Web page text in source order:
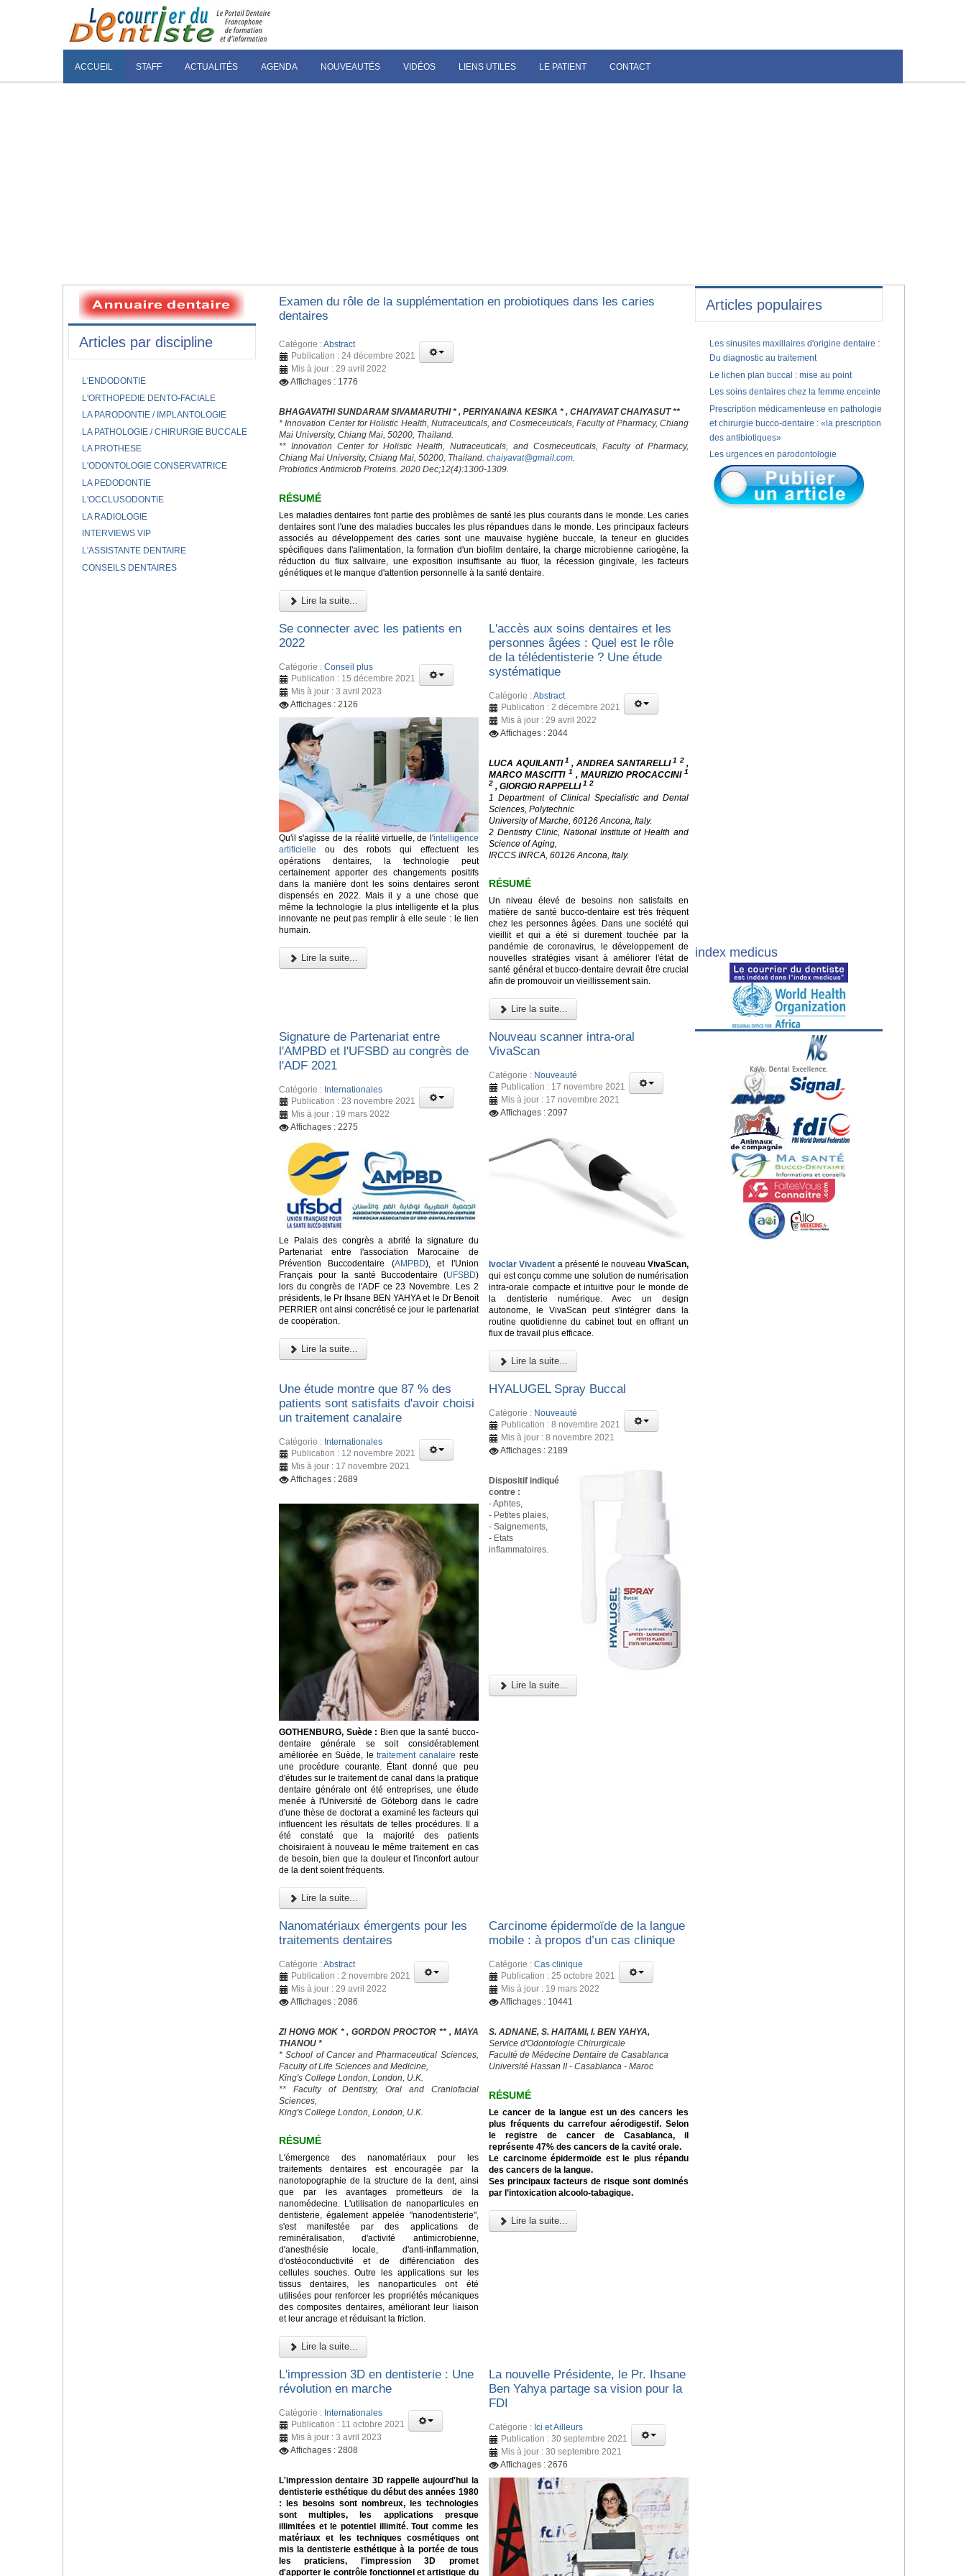
ACCUEIL STAFF ACTUALITÉS AGENDA NOUVEAUTÉS VIDÉOS LIENS UTILES LE PATIENT CONTACT
Examen du rôle de la supplémentation en probiotiques dans les caries
dentaires
Catégorie :Abstract
Publication : 24 décembre 2021
Mis à jour : 29 avril 2022
Affichages : 1776
BHAGAVATHI SUNDARAM SIVAMARUTHI * , PERIYANAINA KESIKA * , CHAIYAVAT CHAIYASUT **
* Innovation Center for Holistic Health, Nutraceuticals, and Cosmeceuticals, Faculty of Pharmacy, Chiang
Mai University, Chiang Mai, 50200, Thailand.
** Innovation Center for Holistic Health, Nutraceuticals, and Cosmeceuticals, Faculty of Pharmacy,
Chiang Mai University, Chiang Mai, 50200, Thailand. chaiyavat@gmail.com
Probiotics Antimicrob Proteins. 2020 Dec;12(4):1300-1309.
RÉSUMÉ
Les maladies dentaires font partie des problèmes de santé les plus courants dans le monde. Les caries
dentaires sont l'une des maladies buccales les plus répandues dans le monde. Les principaux facteurs
associés au développement des caries sont une mauvaise hygiène buccale, la teneur en glucides
spécifiques dans l'alimentation, la formation d'un biofilm dentaire, la charge microbienne cariogène, la
réduction du flux salivaire, une exposition insuffisante au fluor, la récession gingivale, les facteurs
génétiques et le manque d'attention personnelle à la santé dentaire.
Lire la suite...
Se connecter avec les patients en
2022
Catégorie : Conseil plus
Publication : 15 décembre 2021
Mis à jour : 3 avril 2023
Affichages : 2126
Qu'il s'agisse de la réalité virtuelle, de l'intelligence
artificielle ou des robots qui effectuent les
opérations dentaires, la technologie peut
certainement apporter des changements positifs
dans la manière dont les soins dentaires seront
dispensés en 2022. Mais il y a une chose que
même la technologie la plus intelligente et la plus
innovante ne peut pas remplir à elle seule : le lien
humain.
Lire la suite...
L'accès aux soins dentaires et les
personnes âgées : Quel est le rôle
de la télédentisterie ? Une étude
systématique
Catégorie :Abstract
Publication : 2 décembre 2021
Mis à jour : 29 avril 2022
Affichages : 2044
LUCA AQUILANTI 1 , ANDREA SANTARELLI1 2 ,
MARCO MASCITTI 1 , MAURIZIO PROCACCINI 1
2 , GIORGIO RAPPELLI1 2
1 Department of Clinical Specialistic and Dental
Sciences, Polytechnic
University of Marche, 60126 Ancona, Italy.
2 Dentistry Clinic, National Institute of Health and
Science of Aging,
IRCCS INRCA, 60126 Ancona, Italy.
RÉSUMÉ
Un niveau élevé de besoins non satisfaits en
matière de santé bucco-dentaire est très fréquent
chez les personnes âgées. Dans une société qui
vieillit et qui a été si durement touchée par la
pandémie de coronavirus, le développement de
nouvelles stratégies visant à améliorer l'état de
santé général et bucco-dentaire devrait être crucial
afin de promouvoir un vieillissement sain.
Lire la suite...
Signature de Partenariat entre
l'AMPBD et l'UFSBD au congrès de
l'ADF 2021
Catégorie : Internationales
Publication : 23 novembre 2021
Mis à jour : 19 mars 2022
Affichages : 2275
Le Palais des congrès a abrité la signature du
Partenariat entre l'association Marocaine de
Prévention Buccodentaire (AMPBD), et l'Union
Français pour la santé Buccodentaire (UFSBD)
lors du congrès de l'ADF ce 23 Novembre. Les 2
présidents, le Pr Ihsane BEN YAHYA et le Dr Benoit
PERRIER ont ainsi concrétisé ce jour le partenariat
de coopération.
Lire la suite...
Nouveau scanner intra-oral
VivaScan
Catégorie : Nouveauté
Publication : 17 novembre 2021
Mis à jour : 17 novembre 2021
Affichages : 2097
Ivoclar Vivadent a présenté le nouveau VivaScan,
qui est conçu comme une solution de numérisation
intra-orale compacte et intuitive pour le monde de
la dentisterie numérique. Avec un design
autonome, le VivaScan peut s'intégrer dans la
routine quotidienne du cabinet tout en offrant un
flux de travail plus efficace.
Lire la suite...
Une étude montre que 87 % des
patients sont satisfaits d'avoir choisi
un traitement canalaire
Catégorie : Internationales
Publication : 12 novembre 2021
Mis à jour : 17 novembre 2021
Affichages : 2689
GOTHENBURG, Suède : Bien que la santé bucco-
dentaire générale se soit considérablement
améliorée en Suède, letraitement canalaire reste
une procédure courante. Étant donné que peu
d'études sur le traitement de canal dans la pratique
dentaire générale ont été entreprises, une étude
menée à l'Université de Göteborg dans le cadre
d'une thèse de doctorat a examiné les facteurs qui
influencent les résultats de telles procédures. Il a
été constaté que la majorité des patients
choisiraient à nouveau le même traitement en cas
de besoin, bien que la douleur et l'inconfort autour
de la dent soient fréquents.
Lire la suite...
HYALUGEL Spray Buccal
Catégorie : Nouveauté
Publication : 8 novembre 2021
Mis à jour : 8 novembre 2021
Affichages : 2189
Dispositif indiqué
contre :
- Aphtes,
- Petites plaies,
- Saignements,
- Etats
inflammatoires.
Lire la suite...
Nanomatériaux émergents pour les
traitements dentaires
Catégorie :Abstract
Publication : 2 novembre 2021
Mis à jour : 29 avril 2022
Affichages : 2086
ZI HONG MOK * , GORDON PROCTOR ** , MAYA
THANOU *
* School of Cancer and Pharmaceutical Sciences,
Faculty of Life Sciences and Medicine,
King's College London, London, U.K.
** Faculty of Dentistry, Oral and Craniofacial
Sciences,
King's College London, London, U.K.
RÉSUMÉ
L'émergence des nanomatériaux pour les
traitements dentaires est encouragée par la
nanotopographie de la structure de la dent, ainsi
que par les avantages prometteurs de la
nanomédecine. L'utilisation de nanoparticules en
dentisterie, également appelée "nanodentisterie",
s'est manifestée par des applications de
reminéralisation, d'activité antimicrobienne,
d'anesthésie locale, d'anti-inflammation,
d'ostéoconductivité et de différenciation des
cellules souches. Outre les applications sur les
tissus dentaires, les nanoparticules ont été
utilisées pour renforcer les propriétés mécaniques
des composites dentaires, améliorant leur liaison
et leur ancrage et réduisant la friction.
Lire la suite...
Carcinome épidermoïde de la langue
mobile : à propos d’un cas clinique
Catégorie :Cas clinique
Publication : 25 octobre 2021
Mis à jour : 19 mars 2022
Affichages : 10441
S. ADNANE, S. HAITAMI, I. BEN YAHYA,
Service d'Odontologie Chirurgicale
Faculté de Médecine Dentaire de Casablanca
Université Hassan II - Casablanca - Maroc
RÉSUMÉ
Le cancer de la langue est un des cancers les
plus fréquents du carrefour aérodigestif. Selon
le registre de cancer de Casablanca, il
représente 47% des cancers de la cavité orale.
Le carcinome épidermoïde est le plus répandu
des cancers de la langue.
Ses principaux facteurs de risque sont dominés
par l’intoxication alcoolo-tabagique.
Lire la suite...
L'impression 3D en dentisterie : Une
révolution en marche
Catégorie : Internationales
Publication : 11 octobre 2021
Mis à jour : 3 avril 2023
Affichages : 2808
L'impression dentaire 3D rappelle aujourd'hui la
dentisterie esthétique du début des années 1980
: les besoins sont nombreux, les technologies
sont multiples, les applications presque
illimitées et le potentiel illimité. Tout comme les
matériaux et les techniques cosmétiques ont
mis la dentisterie esthétique à la portée de tous
les praticiens, l'impression 3D promet
d'apporter le contrôle fonctionnel et artistique du
La nouvelle Présidente, le Pr. Ihsane
Ben Yahya partage sa vision pour la
FDI
Catégorie : Ici et Ailleurs
Publication : 30 septembre 2021
Mis à jour : 30 septembre 2021
Affichages : 2676
Articles par discipline
L'ENDODONTIE
L'ORTHOPEDIE DENTO-FACIALE
LA PARODONTIE / IMPLANTOLOGIE
LA PATHOLOGIE / CHIRURGIE BUCCALE
LA PROTHESE
L'ODONTOLOGIE CONSERVATRICE
LA PEDODONTIE
L'OCCLUSODONTIE
LA RADIOLOGIE
INTERVIEWS VIP
L'ASSISTANTE DENTAIRE
CONSEILS DENTAIRES
Articles populaires
Les sinusites maxillaires d'origine dentaire :
Du diagnostic au traitement
Le lichen plan buccal : mise au point
Les soins dentaires chez la femme enceinte
Prescription médicamenteuse en pathologie
et chirurgie bucco-dentaire : «la prescription
des antibiotiques»
Les urgences en parodontologie
index medicus